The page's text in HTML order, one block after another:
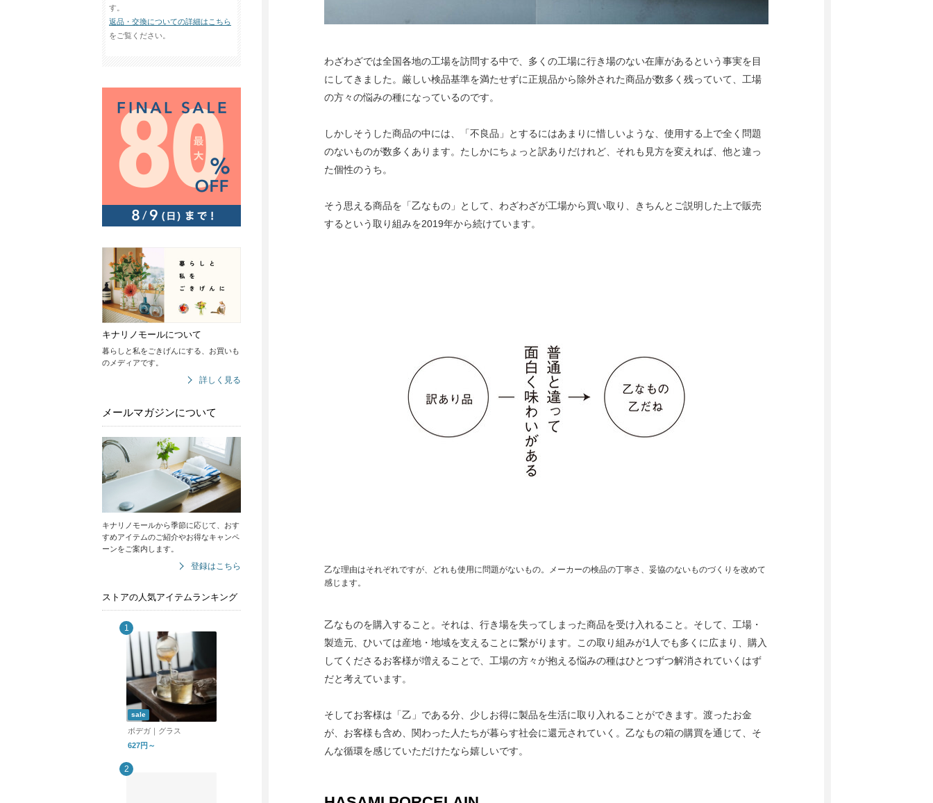
す。
返品・交換についての詳細はこちら
をご覧ください。
キナリノモールについて
暮らしと私をごきげんにする、お買いも
のメディアです。
詳しく見る
メールマガジンについて
キナリノモールから季節に応じて、おす
すめアイテムのご紹介やお得なキャンペ
ーンをご案内します。
登録はこちら
ストアの人気アイテムランキング
sale
ボデガ｜グラス
627円～
わざわざでは全国各地の工場を訪問する中で、多くの工場に行き場のない在庫があるという事実を目
にしてきました。厳しい検品基準を満たせずに正規品から除外された商品が数多く残っていて、工場
の方々の悩みの種になっているのです。
しかしそうした商品の中には、「不良品」とするにはあまりに惜しいような、使用する上で全く問題
のないものが数多くあります。たしかにちょっと訳ありだけれど、それも見方を変えれば、他と違っ
た個性のうち。
そう思える商品を「乙なもの」として、わざわざが工場から買い取り、きちんとご説明した上で販売
するという取り組みを2019年から続けています。
乙な理由はそれぞれですが、どれも使用に問題がないもの。メーカーの検品の丁寧さ、妥協のないものづくりを改めて
感じます。
乙なものを購入すること。それは、行き場を失ってしまった商品を受け入れること。そして、工場・
製造元、ひいては産地・地域を支えることに繋がります。この取り組みが1人でも多くに広まり、購入
してくださるお客様が増えることで、工場の方々が抱える悩みの種はひとつずつ解消されていくはず
だと考えています。
そしてお客様は「乙」である分、少しお得に製品を生活に取り入れることができます。渡ったお金
が、お客様も含め、関わった人たちが暮らす社会に還元されていく。乙なもの箱の購買を通じて、そ
んな循環を感じていただけたなら嬉しいです。